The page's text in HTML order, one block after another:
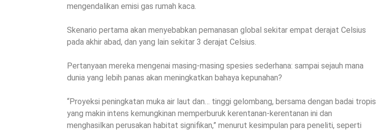
mengendalikan emisi gas rumah kaca.
Skenario pertama akan menyebabkan pemanasan global sekitar empat derajat Celsius
pada akhir abad, dan yang lain sekitar 3 derajat Celsius.
Pertanyaan mereka mengenai masing-masing spesies sederhana: sampai sejauh mana
dunia yang lebih panas akan meningkatkan bahaya kepunahan?
“Proyeksi peningkatan muka air laut dan… tinggi gelombang, bersama dengan badai tropis
yang makin intens kemungkinan memperburuk kerentanan-kerentanan ini dan
menghasilkan perusakan habitat signifikan,” menurut kesimpulan para peneliti, seperti